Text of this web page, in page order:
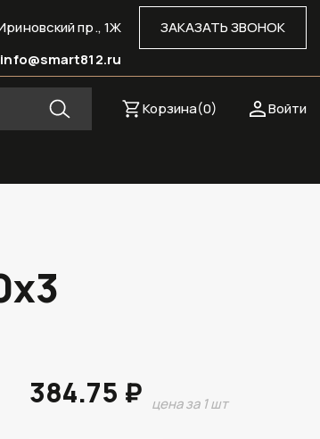
ЗАКАЗАТЬ ЗВОНОК
пр., 1Ж
info@smart812.ru
Войти
Корзина(0)
384.75 ₽ цена за 1 шт